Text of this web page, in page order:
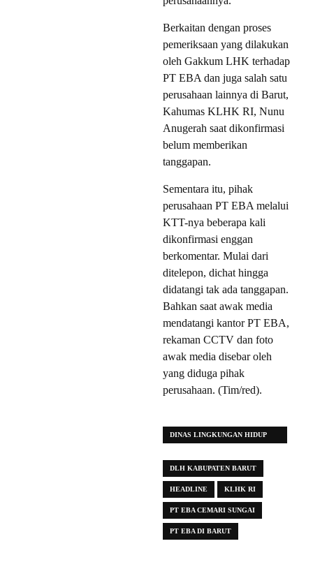
Berkaitan dengan proses
pemeriksaan yang dilakukan
oleh Gakkum LHK terhadap
PT EBA dan juga salah satu
perusahaan lainnya di Barut,
Kahumas KLHK RI, Nunu
Anugerah saat dikonfirmasi
belum memberikan
tanggapan.
Sementara itu, pihak
perusahaan PT EBA melalui
KTT-nya beberapa kali
dikonfirmasi enggan
berkomentar. Mulai dari
ditelepon, dichat hingga
didatangi tak ada tanggapan.
Bahkan saat awak media
mendatangi kantor PT EBA,
rekaman CCTV dan foto
awak media disebar oleh
yang diduga pihak
perusahaan. (Tim/red).
DINAS LINGKUNGAN HIDUP
DLH KABUPATEN BARUT
HEADLINE KLHK RI
PT EBA CEMARI SUNGAI
PT EBA DI BARUT